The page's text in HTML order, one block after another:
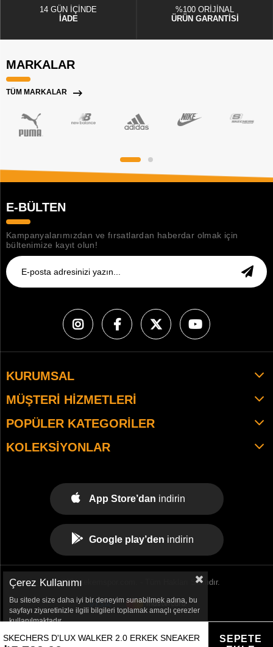
SKECHERS D'LUX WALKER 2.0 ERKEK SNEAKER
14 GÜN İÇİNDE
İADE
%100 ORİJİNAL
ÜRÜN GARANTİSİ
MARKALAR
TÜM MARKALAR
E-BÜLTEN
Kampanyalarımızdan ve fırsatlardan haberdar olmak için
bültenimize kayıt olun!
KURUMSAL
MÜŞTERI HIZMETLERI
POPÜLER KATEGORILER
KOLEKSIYONLAR
App Store’dan indirin
Google play’den indirin
© 2021 tekemspor.com. - Tüm Hakları Saklıdır.
Çerez Kullanımı
Bu sitede size daha iyi bir deneyim sunabilmek adına, bu
sayfayı ziyaretinizle ilgili bilgileri toplamak amaçlı çerezler
kullanılmaktadır.